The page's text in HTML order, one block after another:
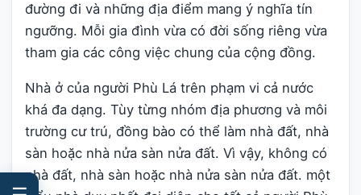
đường đi và những địa điểm mang ý nghĩa tín
ngưỡng. Mỗi gia đình vừa có đời sống riêng vừa
tham gia các công việc chung của cộng đồng.
Nhà ở của người Phù Lá trên phạm vi cả nước
khá đa dạng. Tùy từng nhóm địa phương và môi
trường cư trú, đồng bào có thể làm nhà đất, nhà
sàn hoặc nhà nửa sàn nửa đất. Vì vậy, không có
nhà đất, nhà sàn hoặc nhà nửa sàn nửa đất. một